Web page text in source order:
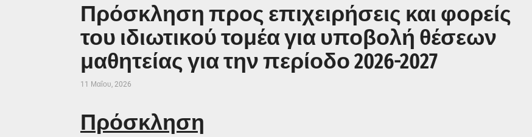
Πρόσκληση προς επιχειρήσεις και φορείς
του ιδιωτικού τομέα για υποβολή θέσεων
μαθητείας για την περίοδο 2026-2027
11 Μαΐου, 2026
Πρόσκληση